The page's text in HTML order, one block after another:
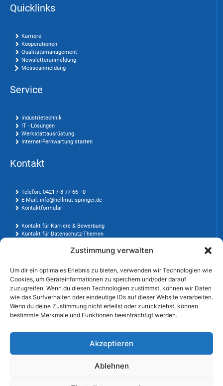
Zustimmung verwalten
Um dir ein optimales Erlebnis zu bieten, verwenden wir Technologien wie
Cookies, um Geräteinformationen zu speichern und/oder darauf
zuzugreifen. Wenn du diesen Technologien zustimmst, können wir Daten
wie das Surfverhalten oder eindeutige IDs auf dieser Website verarbeiten.
Wenn du deine Zustimmung nicht erteilst oder zurückziehst, können
bestimmte Merkmale und Funktionen beeinträchtigt werden.
Akzeptieren
Ablehnen
Quicklinks
Karriere
Kooperationen
Qualitätsmanagement
Newsletteranmeldung
Messeanmeldung
Service
Industrietechnik
IT - Lösungen
Werkstattausrüstung
Internet-Fernwartung starten
Kontakt
Telefon: 0421 / 8 77 66 - 0
E-Mail: info@hellmut-springer.de
Kontaktformular
Kontakt für Karriere & Bewerbung
Kontakt für Datenschutz-Themen
Hellmut Springer GmbH & Co. KG
Carl-Zeiss-Str. 4
28816 Stuhr (Germany)
Weitere Standorte
Datenschutz AGB/AEB